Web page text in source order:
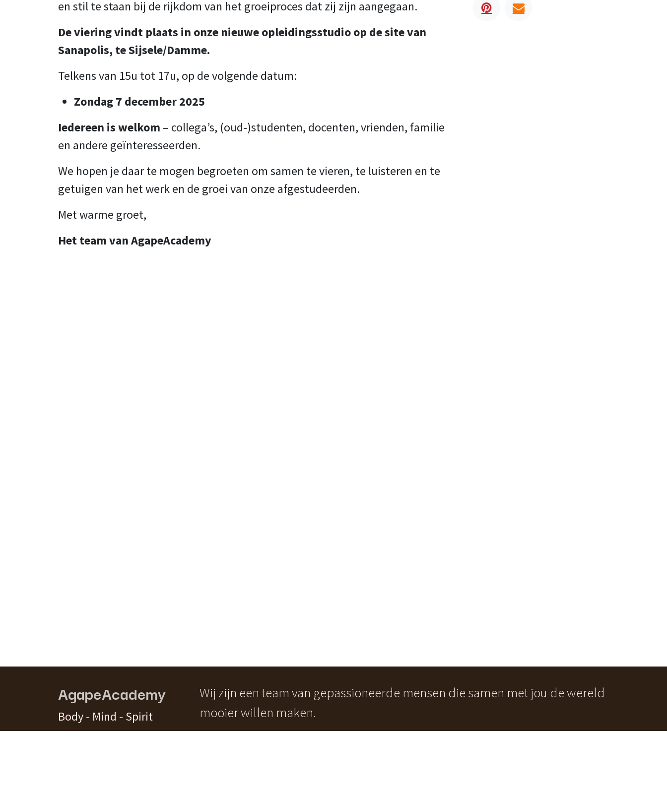
en stil te staan bij de rijkdom van het groeiproces dat zij zijn aangegaan.
De viering vindt plaats in onze nieuwe opleidingsstudio op de site van
Sanapolis, te Sijsele/Damme.
Telkens van 15u tot 17u, op de volgende datum:
Zondag 7 december 2025
Iedereen is welkom – collega’s, (oud-)studenten, docenten, vrienden, familie
en andere geïnteresseerden.
We hopen je daar te mogen begroeten om samen te vieren, te luisteren en te
getuigen van het werk en de groei van onze afgestudeerden.
Met warme groet,
Het team van AgapeAcademy
AgapeAcademy
Body - Mind - Spirit
Wij zijn een team van gepassioneerde mensen die samen met jou de wereld
mooier willen maken.